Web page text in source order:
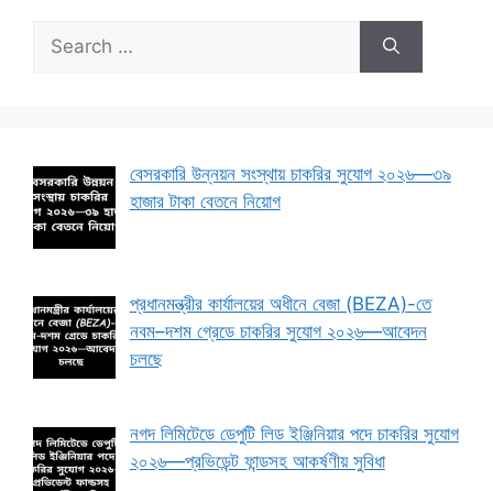
for:
বেসরকারি উন্নয়ন সংস্থায় চাকরির সুযোগ ২০২৬—৩৯
হাজার টাকা বেতনে নিয়োগ
প্রধানমন্ত্রীর কার্যালয়ের অধীনে বেজা (BEZA)-তে
নবম–দশম গ্রেডে চাকরির সুযোগ ২০২৬—আবেদন
চলছে
নগদ লিমিটেডে ডেপুটি লিড ইঞ্জিনিয়ার পদে চাকরির সুযোগ
২০২৬—প্রভিডেন্ট ফান্ডসহ আকর্ষণীয় সুবিধা